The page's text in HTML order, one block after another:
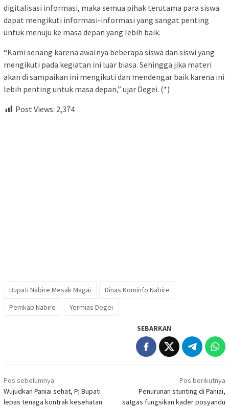
digitalisasi informasi, maka semua pihak terutama para siswa
dapat mengikuti informasi-informasi yang sangat penting
untuk menuju ke masa depan yang lebih baik.
“Kami senang karena awalnya beberapa siswa dan siswi yang
mengikuti pada kegiatan ini luar biasa. Sehingga jika materi
akan di sampaikan ini mengikuti dan mendengar baik karena ini
lebih penting untuk masa depan,” ujar Degei. (*)
Post Views: 2,374
Bupati Nabire Mesak Magai
Dinas Kominfo Nabire
Pemkab Nabire
Yermias Degei
SEBARKAN
Navigasi
pos
Pos sebelumnya
Wujudkan Paniai sehat, Pj Bupati
lepas tenaga kontrak kesehatan
Pos berikutnya
Penurunan stunting di Paniai,
satgas fungsikan kader posyandu